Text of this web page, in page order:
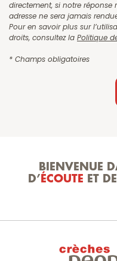
directement, si notre réponse
adresse ne sera jamais
Pour en savoir plus sur
droits, consultez la Politique
* Champs obligatoires
BIENVENUE
D’ ÉCOUTE ET DE